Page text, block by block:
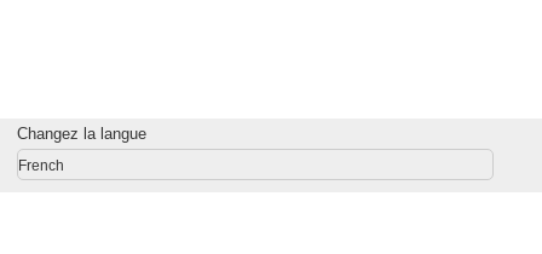
Changez la langue
French